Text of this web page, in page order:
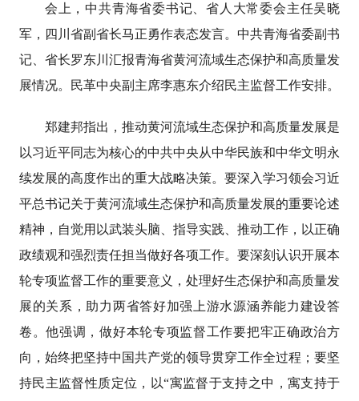
会上，中共青海省委书记、省人大常委会主任吴晓
军，四川省副省长马正勇作表态发言。中共青海省委副书
记、省长罗东川汇报青海省黄河流域生态保护和高质量发
展情况。民革中央副主席李惠东介绍民主监督工作安排。
郑建邦指出，推动黄河流域生态保护和高质量发展是
以习近平同志为核心的中共中央从中华民族和中华文明永
续发展的高度作出的重大战略决策。要深入学习领会习近
平总书记关于黄河流域生态保护和高质量发展的重要论述
精神，自觉用以武装头脑、指导实践、推动工作，以正确
政绩观和强烈责任担当做好各项工作。要深刻认识开展本
轮专项监督工作的重要意义，处理好生态保护和高质量发
展的关系，助力两省答好加强上游水源涵养能力建设答
卷。他强调，做好本轮专项监督工作要把牢正确政治方
向，始终把坚持中国共产党的领导贯穿工作全过程；要坚
持民主监督性质定位，以“寓监督于支持之中，寓支持于